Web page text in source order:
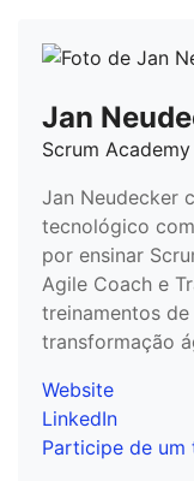
Jan
Scrum
Jan Neudecker
tecnológico
por ensinar
Agile Coach e
treinamentos
transformação
Website
LinkedIn
Participe de